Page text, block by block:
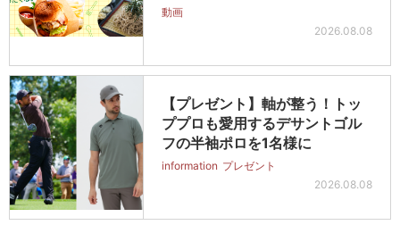
動画
2026.08.08
【プレゼント】軸が整う！トッ
ププロも愛用するデサントゴル
フの半袖ポロを1名様に
information プレゼント
2026.08.08